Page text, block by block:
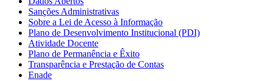
Sanções Administrativas
Sobre a Lei de Acesso à Informação
Plano de Desenvolvimento Institucional (PDI)
Atividade Docente
Plano de Permanência e Êxito
Transparência e Prestação de Contas
Enade